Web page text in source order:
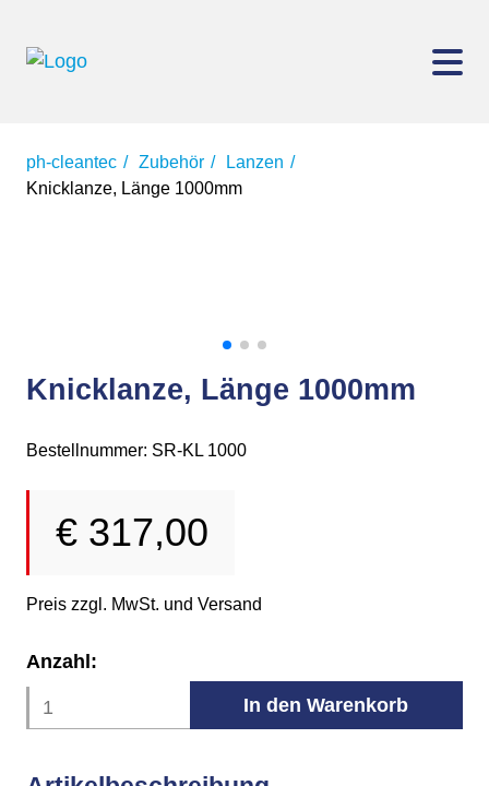
ph-cleantec Zubehör
Lanzen
Knicklanze, Länge 1000mm
Knicklanze, Länge 1000mm
Bestellnummer: SR-KL 1000
€ 317,00
Preis zzgl. MwSt. und Versand
Anzahl: